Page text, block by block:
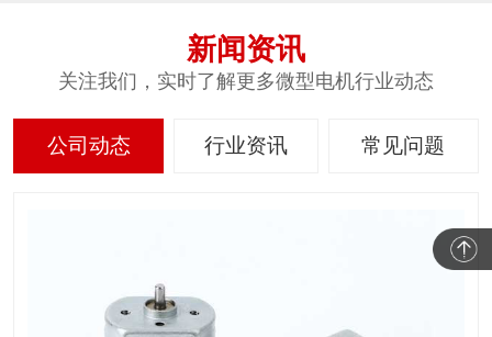
新闻资讯
关注我们，实时了解更多微型电机行业动态
公司动态 行业资讯 常见问题